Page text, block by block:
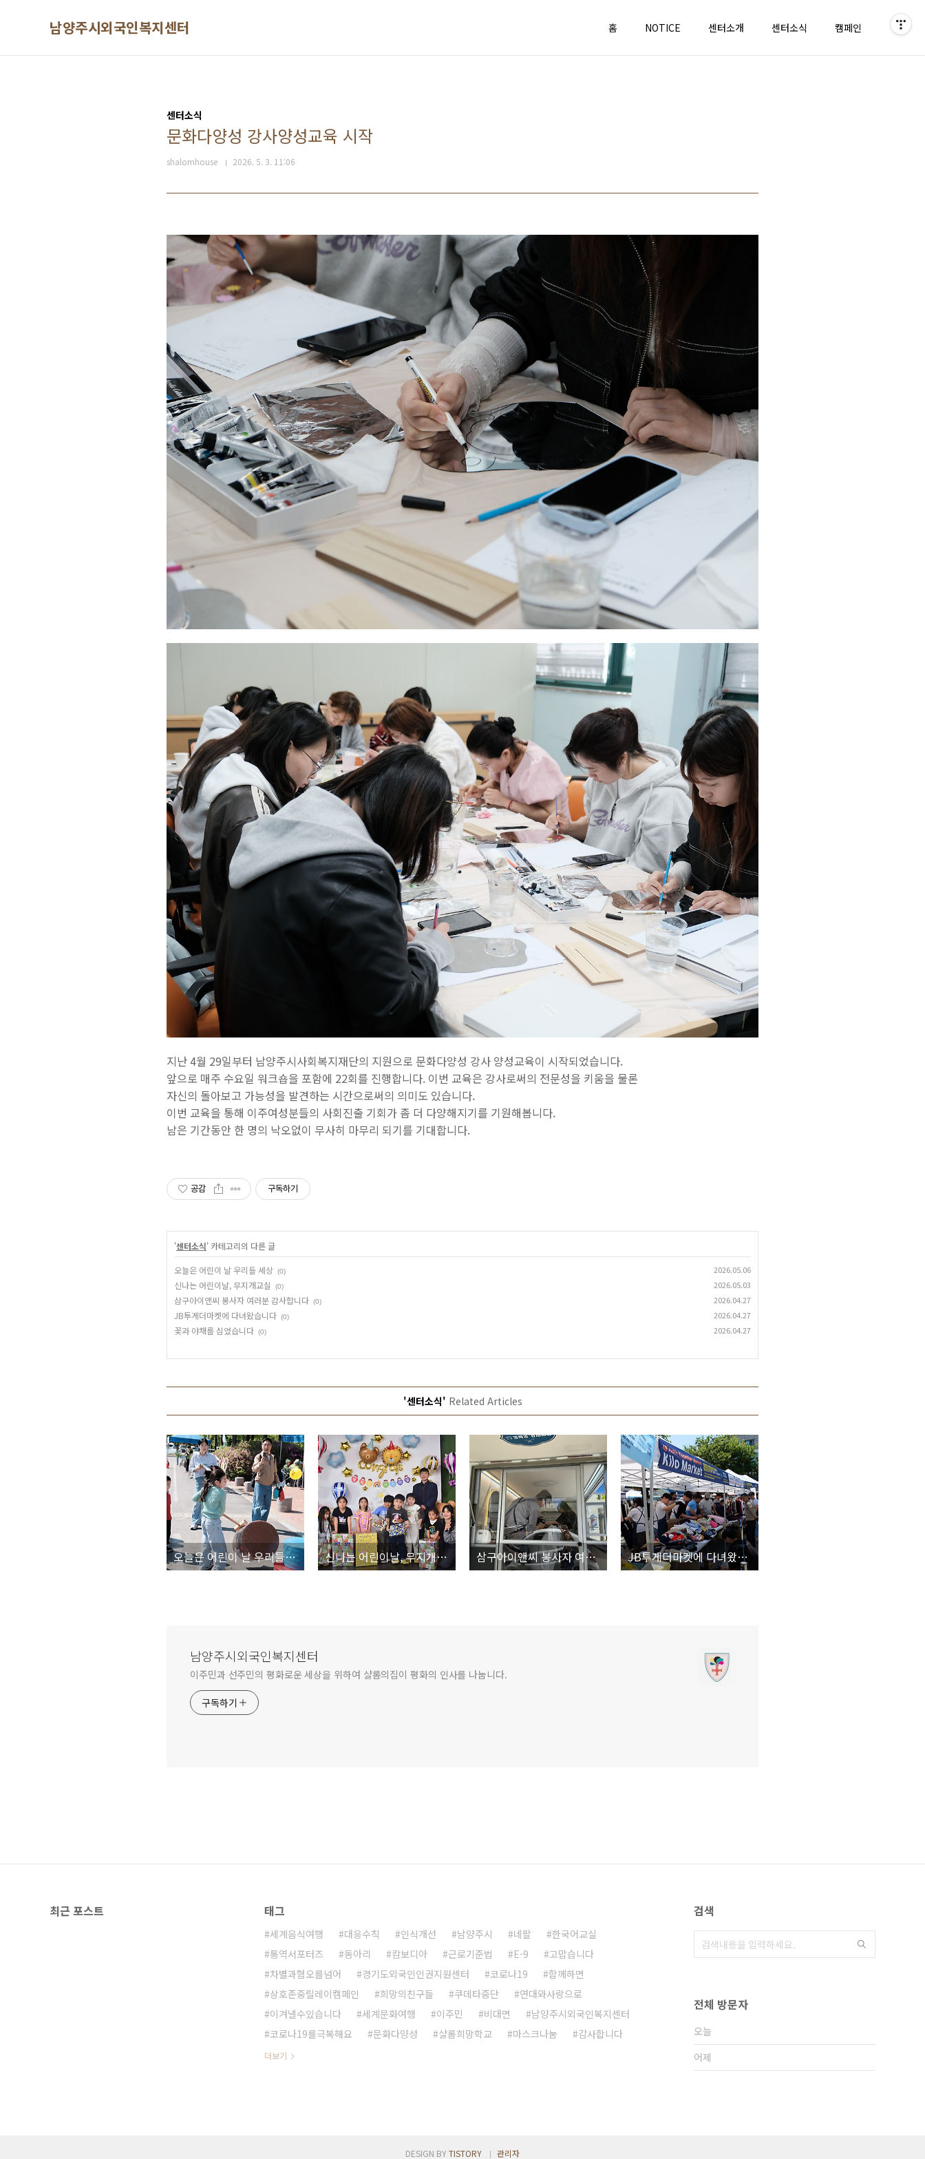
남양주시외국인복지센터 홈 NOTICE 센터소개 센터소식 캠페인
센터소식
문화다양성 강사양성교육 시작
shalomhouse 2026. 5. 3. 11:06
지난 4월 29일부터 남양주시사회복지재단의 지원으로 문화다양성 강사 양성교육이 시작되었습니다.
앞으로 매주 수요일 워크숍을 포함에 22회를 진행합니다. 이번 교육은 강사로써의 전문성을 키움을 물론
자신의 돌아보고 가능성을 발견하는 시간으로써의 의미도 있습니다.
이번 교육을 통해 이주여성분들의 사회진출 기회가 좀 더 다양해지기를 기원해봅니다.
남은 기간동안 한 명의 낙오없이 무사히 마무리 되기를 기대합니다.
공감 구독하기
'센터소식' 카테고리의 다른 글
오늘은 어린이 날 우리들 세상 (0) 2026.05.06
신나는 어린이날, 무지개교실 (0) 2026.05.03
삼구아이앤씨 봉사자 여러분 감사합니다 (0) 2026.04.27
JB투게더마켓에 다녀왔습니다 (0) 2026.04.27
꽃과 야채를 심었습니다 (0) 2026.04.27
'센터소식' Related Articles
오늘은 어린이 날 우리들 세상 신나는 어린이날, 무지개교실 삼구아이앤씨 봉사자 여러분 감사합니다 JB투게더마켓에 다녀왔습니다
남양주시외국인복지센터
이주민과 선주민의 평화로운 세상을 위하여 샬롬의집이 평화의 인사를 나눕니다.
구독하기
최근 포스트 태그
세계음식여행 대응수칙 인식개선 남양주시 네팔
한국어교실
통역서포터즈
동아리 캄보디아 근로기준법 E-9
고맙습니다
차별과혐오를넘어
경기도외국인인권지원센터 코로나19
함께하면
상호존중릴레이캠페인
희망의친구들 쿠데타중단
연대와사랑으로
이겨낼수있습니다
세계문화여행 이주민 비대면
남양주시외국인복지센터
코로나19를극복해요
문화다양성 샬롬희망학교 마스크나눔 감사합니다
더보기
검색
전체 방문자
오늘
어제
DESIGN BYTISTORY 관리자